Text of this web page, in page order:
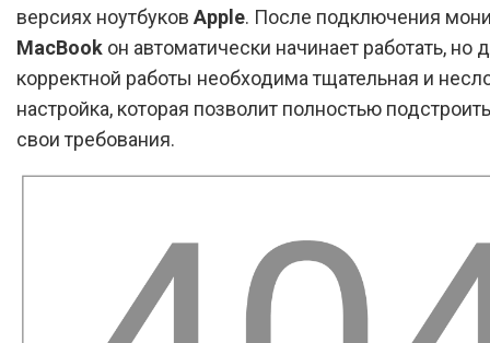
версиях ноутбуков Apple. После подключения
MacBook он автоматически начинает работать, но
корректной работы необходима тщательная и
настройка, которая позволит полностью
свои требования.